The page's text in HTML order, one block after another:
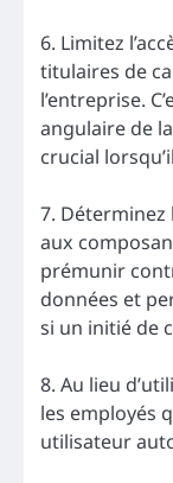
6. Limitez
titulaires de
l’entreprise.
angulaire de
crucial
7. Déterminez
aux
prémunir
données et
si un initié de
8. Au lieu
les employés
utilisateur